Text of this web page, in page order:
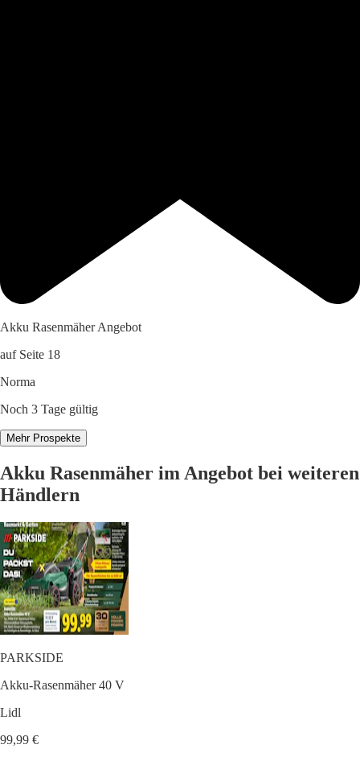
Akku Rasenmäher Angebot
auf Seite 18
Norma
Noch 3 Tage gültig
Mehr Prospekte
Akku Rasenmäher im Angebot bei weiteren
Händlern
PARKSIDE
Akku-Rasenmäher 40 V
Lidl
99,99 €